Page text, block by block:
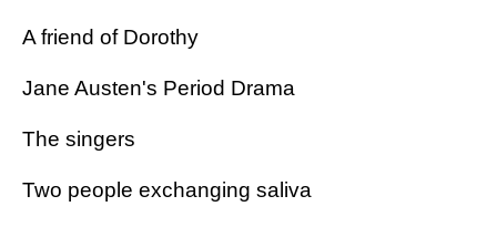
A friend of Dorothy
Jane Austen's Period Drama
The singers
Two people exchanging saliva